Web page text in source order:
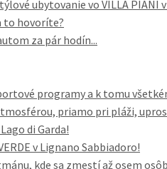
ubytovanie vo VILLA PIANI
to hovoríte?
za pár hodín...
programy a k tomu
priamo pri pláži,
di Garda!
v Lignano Sabbiadoro!
kde sa zmestí až osem